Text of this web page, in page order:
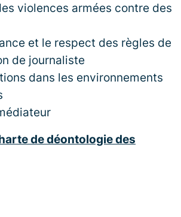
violences armées contre des
et le respect des règles de
de journaliste
dans les environnements
de déontologie des